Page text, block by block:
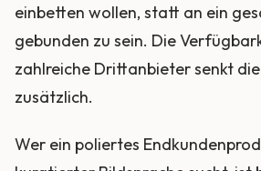
einbetten wollen, statt an ein
gebunden zu sein. Die
zahlreiche Drittanbieter senkt
zusätzlich.
Wer ein poliertes